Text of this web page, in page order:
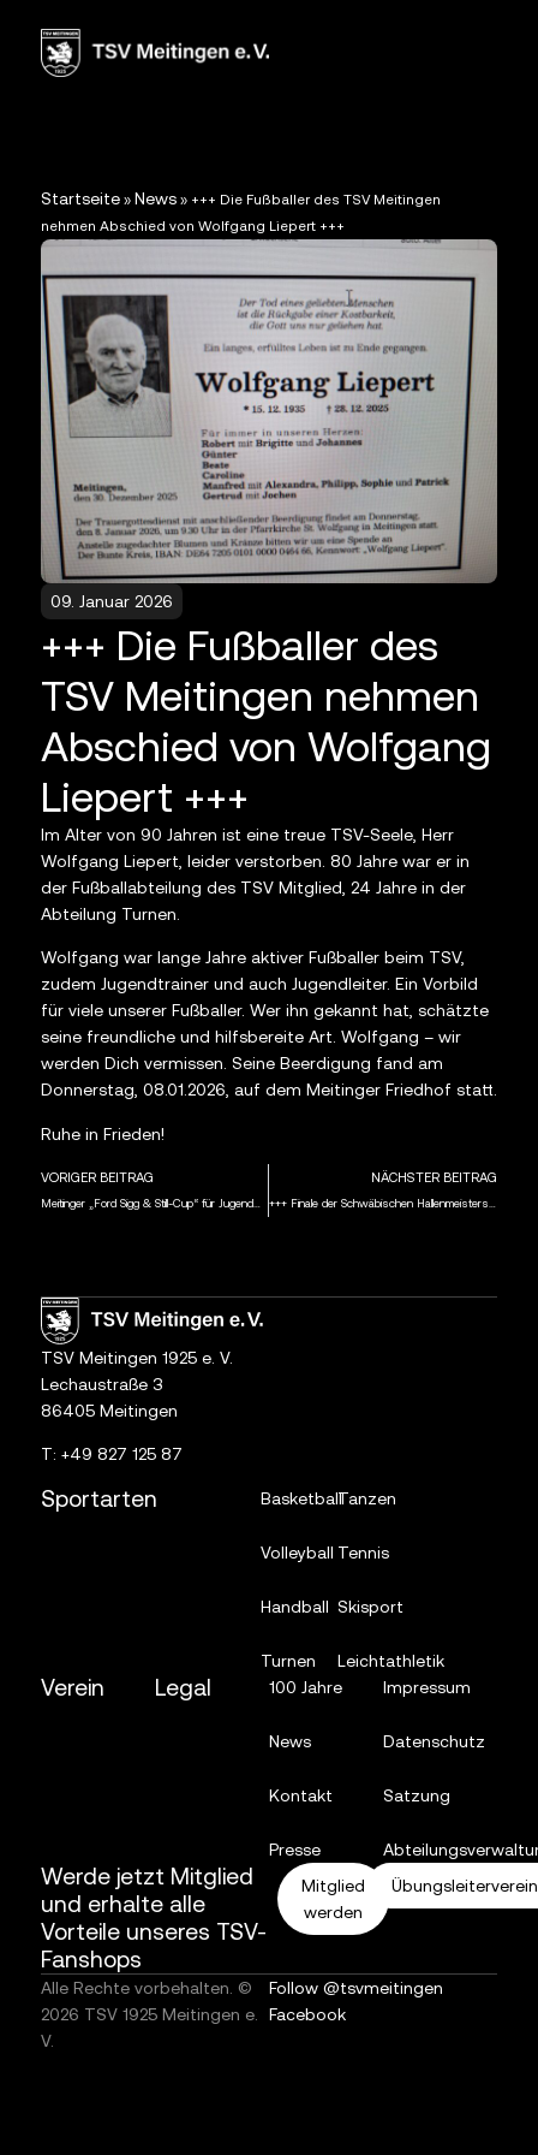
Startseite» News» +++ Die Fußballer des TSV Meitingen
nehmen Abschied von Wolfgang Liepert +++
09. Januar 2026
+++ Die Fußballer des
TSV Meitingen nehmen
Abschied von Wolfgang
Liepert +++
Im Alter von 90 Jahren ist eine treue TSV-Seele, Herr
Wolfgang Liepert, leider verstorben. 80 Jahre war er in
der Fußballabteilung des TSV Mitglied, 24 Jahre in der
Abteilung Turnen.
Wolfgang war lange Jahre aktiver Fußballer beim TSV,
zudem Jugendtrainer und auch Jugendleiter. Ein Vorbild
für viele unserer Fußballer. Wer ihn gekannt hat, schätzte
seine freundliche und hilfsbereite Art. Wolfgang – wir
werden Dich vermissen. Seine Beerdigung fand am
Donnerstag, 08.01.2026, auf dem Meitinger Friedhof statt.
Ruhe in Frieden!
VORIGER BEITRAG
Meitinger „Ford Sigg & Still-Cup“ für Jugendmannschaften
NÄCHSTER BEITRAG
TSV Meitingen 1925 e. V.
Lechaustraße 3
86405 Meitingen
T: +49 827 125 87
Sportarten Basketball
Volleyball
Handball
Turnen
Tanzen
Tennis
Skisport
Leichtathletik
Verein Legal 100 Jahre
News
Kontakt
Presse
Impressum
Datenschutz
Satzung
Werde jetzt Mitglied
und erhalte alle
Vorteile unseres TSV-
Fanshops
Mitglied
werden
Alle Rechte vorbehalten. ©
2026 TSV 1925 Meitingen e.
V.
Follow @tsvmeitingen
Facebook